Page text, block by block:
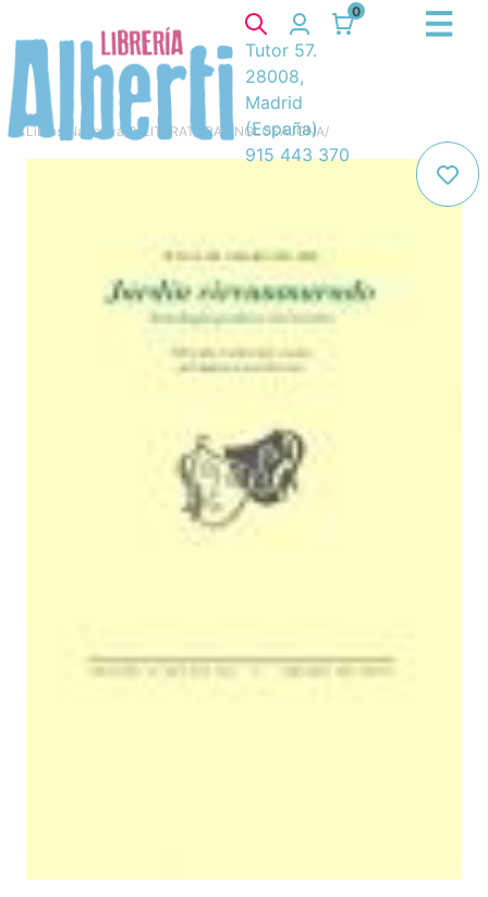
0
Tutor 57.
28008,
Madrid
(España)
915 443 370
Libros Narrativa/ 8. LITERATURA ANGLOSAJONA/